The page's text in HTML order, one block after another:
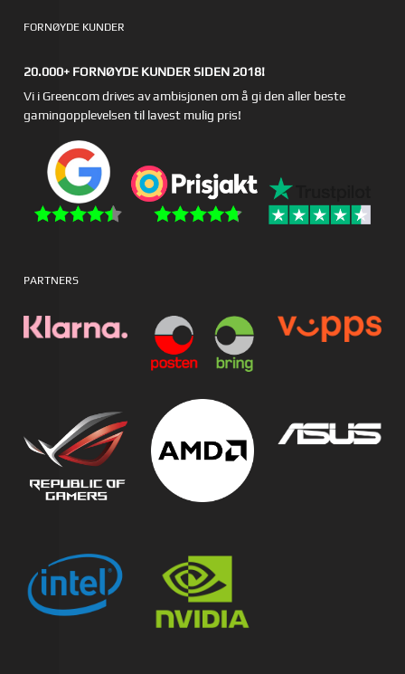
FORNØYDE KUNDER
20.000+ FORNØYDE KUNDER SIDEN 2018!
Vi i Greencom drives av ambisjonen om å gi den aller beste
gamingopplevelsen til lavest mulig pris!
PARTNERS